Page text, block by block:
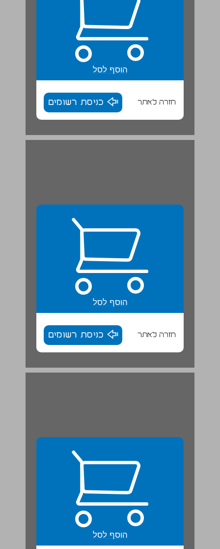
הוסף לסל
חזרה לאתר כניסת רשומים
הוסף לסל
חזרה לאתר כניסת רשומים
פרק שני אקלים הנגב ... 22
הוסף לסל